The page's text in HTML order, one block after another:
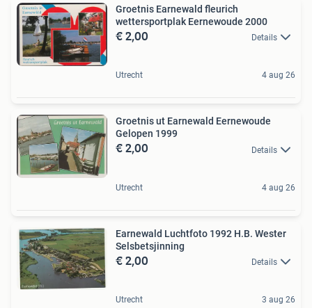
Groetnis Earnewald fleurich
wettersportplak Eernewoude 2000
€ 2,00 Details
Utrecht 4 aug 26
Groetnis ut Earnewald Eernewoude
Gelopen 1999
€ 2,00 Details
Utrecht 4 aug 26
Earnewald Luchtfoto 1992 H.B. Wester
Selsbetsjinning
€ 2,00 Details
Utrecht 3 aug 26